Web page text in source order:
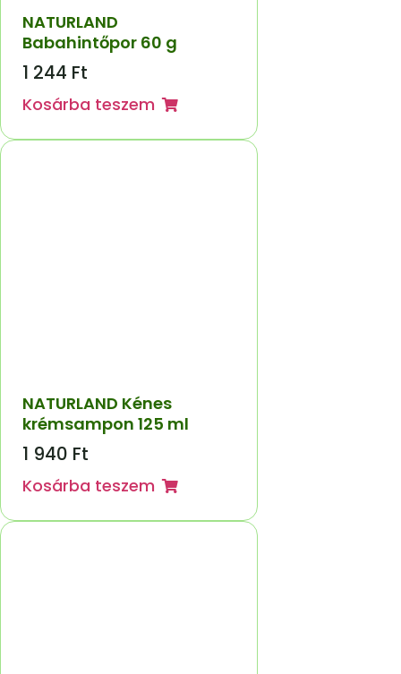
NATURLAND
Babahintőpor 60 g
1 244 Ft
Kosárba teszem
NATURLAND Kénes
krémsampon 125 ml
1 940 Ft
Kosárba teszem